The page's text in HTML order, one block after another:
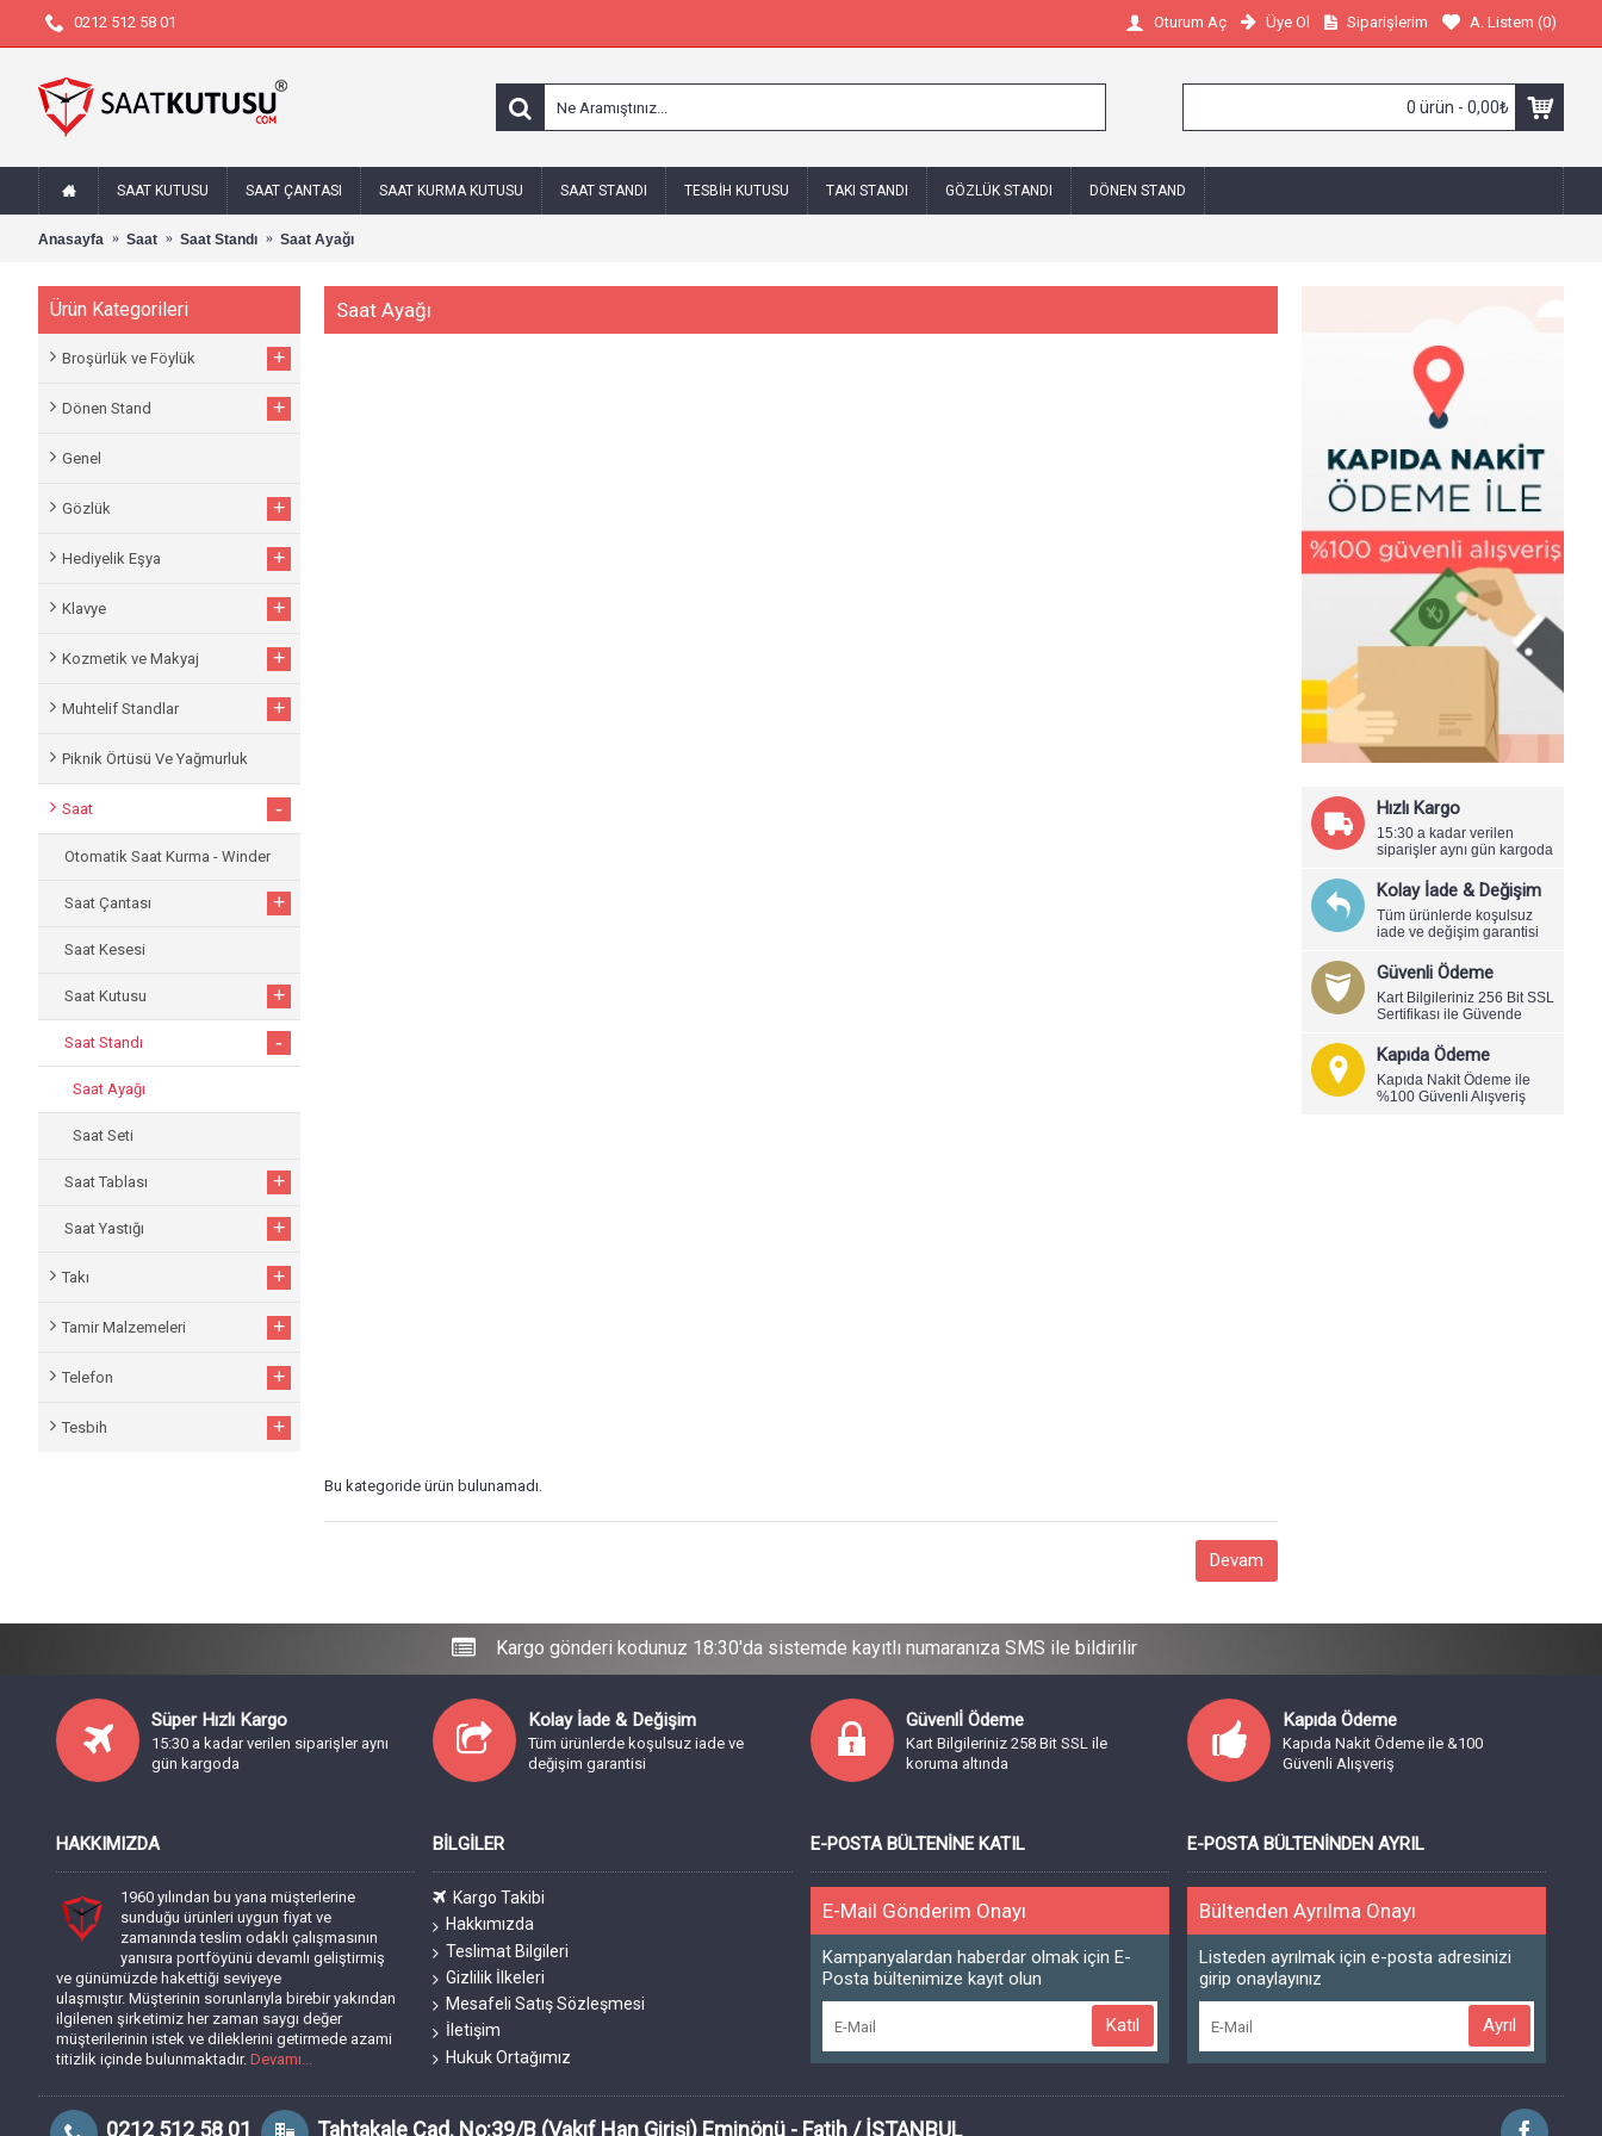
0212 512 58 01 Oturum Aç Üye Ol Siparişlerim A. Listem (0)
0 ürün - 0,00₺
SAAT KUTUSU SAAT ÇANTASI SAAT KURMA KUTUSU SAAT STANDI TESBIH KUTUSU TAKI STANDI GÖZLÜK STANDI DÖNEN STAND
Anasayfa Saat Saat Standı Saat Ayağı
Ürün Kategorileri
Broşürlük ve Föylük +
Dönen Stand +
Genel
Gözlük +
Hediyelik Eşya +
Klavye +
Kozmetik ve Makyaj +
Muhtelif Standlar +
Piknik Örtüsü Ve Yağmurluk
Saat -
Otomatik Saat Kurma - Winder
Saat Çantası +
Saat Kesesi
Saat Kutusu +
Saat Standı -
Saat Ayağı
Saat Seti
Saat Tablası +
Saat Yastığı +
Takı +
Tamir Malzemeleri +
Telefon +
Tesbih +
Hızlı Kargo
15:30 a kadar verilen
siparişler aynı gün kargoda
Kolay İade & Değişim
Tüm ürünlerde koşulsuz
iade ve değişim garantisi
Güvenli Ödeme
Kart Bilgileriniz 256 Bit SSL
Sertifikası ile Güvende
Kapıda Ödeme
Kapıda Nakit Ödeme ile
%100 Güvenli Alışveriş
Saat Ayağı
Bu kategoride ürün bulunamadı.
Devam
Kargo gönderi kodunuz 18:30'da sistemde kayıtlı numaranıza SMS ile bildirilir
Süper Hızlı Kargo
15:30 a kadar verilen siparişler aynı
gün kargoda
Kolay İade & Değişim
Tüm ürünlerde koşulsuz iade ve
değişim garantisi
Güvenlİ Ödeme
Kart Bilgileriniz 258 Bit SSL ile
koruma altında
Kapıda Ödeme
Kapıda Nakit Ödeme ile &100
Güvenli Alışveriş
HAKKIMIZDA
1960 yılından bu yana müşterlerine
sunduğu ürünleri uygun fiyat ve
zamanında teslim odaklı çalışmasının
yanısıra portföyünü devamlı geliştirmiş
ve günümüzde hakettiği seviyeye
ulaşmıştır. Müşterinin sorunlarıyla birebir yakından
ilgilenen şirketimiz her zaman saygı değer
müşterilerinin istek ve dileklerini getirmede azami
titizlik içinde bulunmaktadır. Devamı...
BILGILER
Kargo Takibi
Hakkımızda
Teslimat Bilgileri
Gizlilik İlkeleri
Mesafeli Satış Sözleşmesi
İletişim
Hukuk Ortağımız
E-POSTA BÜLTENINE KATIL
E-Mail Gönderim Onayı
Kampanyalardan haberdar olmak için E-
Posta bültenimize kayıt olun
Katıl
E-POSTA BÜLTENINDEN AYRIL
Bültenden Ayrılma Onayı
Listeden ayrılmak için e-posta adresinizi
girip onaylayınız
Ayrıl
0212 512 58 01 Tahtakale Cad. No:39/B (Vakıf Han Girişi) Eminönü - Fatih / İSTANBUL